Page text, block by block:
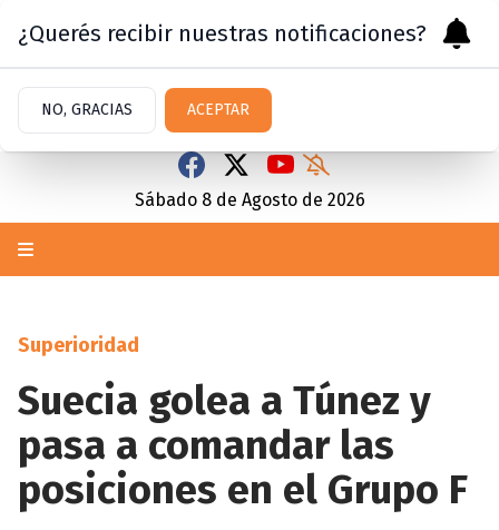
Sábado 8 de Agosto de 2026
Superioridad
Suecia golea a Túnez y
pasa a comandar las
posiciones en el Grupo F
¿Querés recibir nuestras notificaciones?
NO, GRACIAS ACEPTAR